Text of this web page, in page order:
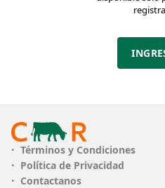
FICHA DEL LOTE
Cantidad:
Estado:
Bueno
Términos y Condiciones
Política de Privacidad
Contactanos